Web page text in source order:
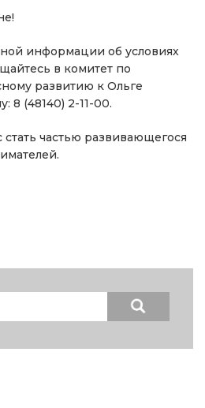
информации об условиях
в комитет по
развитию к Ольге
8 (48140) 2-11-00.
частью развивающегося